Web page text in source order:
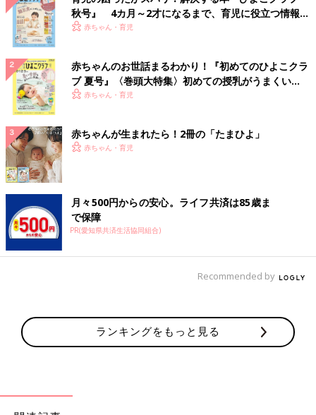
秋号』 4カ月～2才になるまで、育児に役立つ情報が
いっぱい！
赤ちゃん・育児
赤ちゃんのお世話まるわかり！『初めてのひよこクラ
ブ 夏号』〈巻頭大特集〉初めての授乳がうまくい
く！ おっぱい・ミルクの基本と夏のトラブル 解決テ
赤ちゃん・育児
赤ちゃんが生まれたら！2冊の「たまひよ」
赤ちゃん・育児
月々500円からの安心。ライフ共済は85歳ま
で保障
PR(愛知県共済生活協同組合)
Recommended by
ランキングをもっと見る